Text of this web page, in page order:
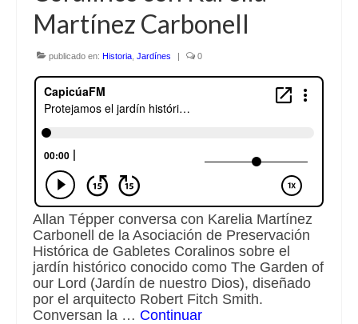
Graba tu mensaje hablado
Escuchalibros.com
EditorialTecnoTur.com
Donaciones
Publicidad
Advertising
Martínez Carbonell
publicado en: Historia Jardínes | 0
Allan Tépper conversa con Karelia Martínez
Carbonell de la Asociación de Preservación
Histórica de Gabletes Coralinos sobre el
jardín histórico conocido como The Garden of
our Lord (Jardín de nuestro Dios), diseñado
por el arquitecto Robert Fitch Smith.
Conversan la … Continuar